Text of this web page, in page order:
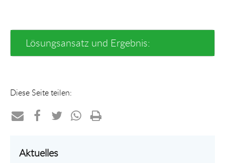
Lösungsansatz und Ergebnis:
Diese Seite teilen:
perauf
Aktuelles